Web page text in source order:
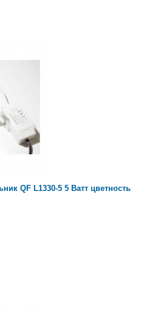
QF L1330-5 5 Ватт цветность